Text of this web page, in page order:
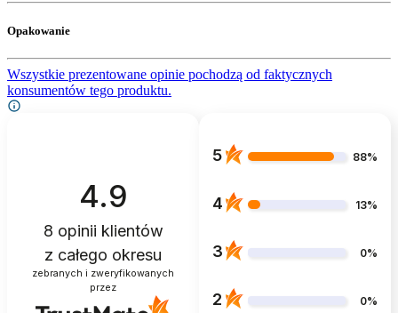
Opakowanie
Wszystkie prezentowane opinie pochodzą od faktycznych
konsumentów tego produktu.
4.9
8 opinii klientów
z całego okresu
zebranych i zweryfikowanych
przez
5 88%
4 13%
3 0%
2 0%